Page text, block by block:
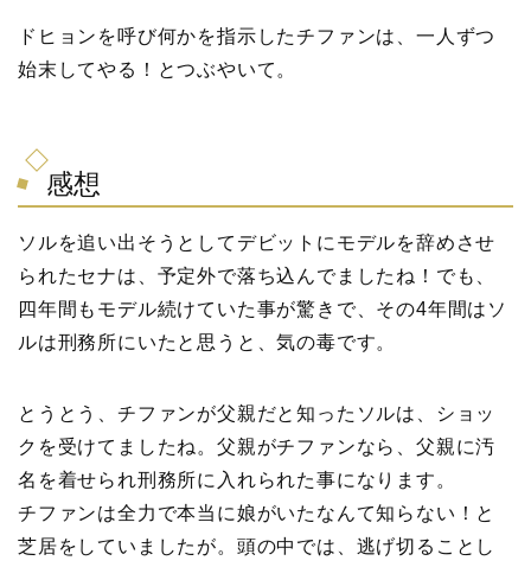
ドヒョンを呼び何かを指示したチファンは、一人ずつ
始末してやる！とつぶやいて。
感想
ソルを追い出そうとしてデビットにモデルを辞めさせ
られたセナは、予定外で落ち込んでましたね！でも、
四年間もモデル続けていた事が驚きで、その4年間はソ
ルは刑務所にいたと思うと、気の毒です。
とうとう、チファンが父親だと知ったソルは、ショッ
クを受けてましたね。父親がチファンなら、父親に汚
名を着せられ刑務所に入れられた事になります。
チファンは全力で本当に娘がいたなんて知らない！と
芝居をしていましたが。頭の中では、逃げ切ることし